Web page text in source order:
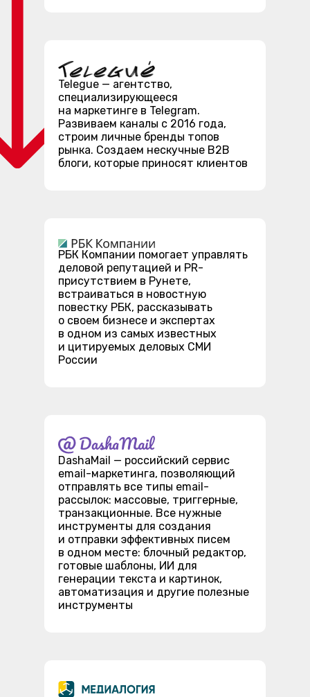
Telegue — агентство,
специализирующееся
на маркетинге в Telegram.
Развиваем каналы с 2016 года,
строим личные бренды топов
рынка. Создаем нескучные B2B
блоги, которые приносят клиентов
РБК Компании помогает управлять
деловой репутацией и PR-
присутствием в Рунете,
встраиваться в новостную
повестку РБК, рассказывать
о своем бизнесе и экспертах
в одном из самых известных
и цитируемых деловых СМИ
России
DashaMail — российский сервис
email-маркетинга, позволяющий
отправлять все типы email-
рассылок: массовые, триггерные,
транзакционные. Все нужные
инструменты для создания
и отправки эффективных писем
в одном месте: блочный редактор,
готовые шаблоны, ИИ для
генерации текста и картинок,
автоматизация и другие полезные
инструменты